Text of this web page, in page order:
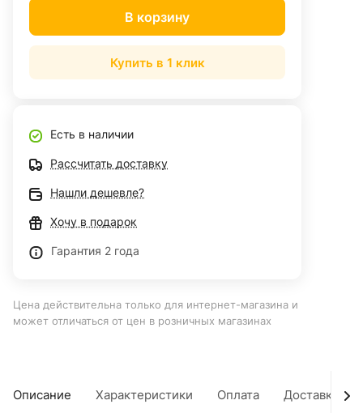
В корзину
Купить в 1 клик
Есть в наличии
Рассчитать доставку
Нашли дешевле?
Хочу в подарок
Гарантия 2 года
Цена действительна только для интернет-магазина и
может отличаться от цен в розничных магазинах
Описание Характеристики Оплата Доставка